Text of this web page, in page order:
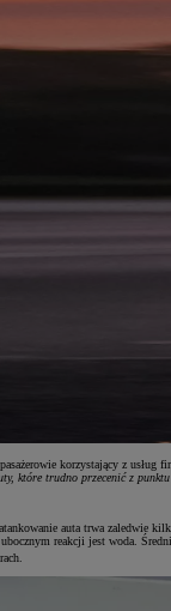
korzystający z
które trudno przecenić z
auta trwa
reakcji jest woda.